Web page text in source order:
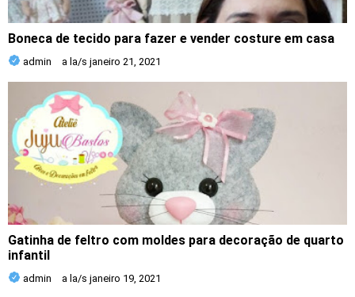
Boneca de tecido para fazer e vender costure em casa
admin a la/s janeiro 21, 2021
Gatinha de feltro com moldes para decoração de quarto
infantil
admin a la/s janeiro 19, 2021